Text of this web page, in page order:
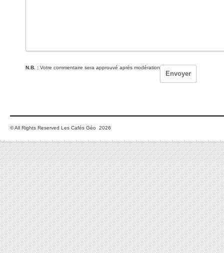
N.B. : Votre commentaire sera approuvé après modération
© All Rights Reserved Les Cafés Géo 2026